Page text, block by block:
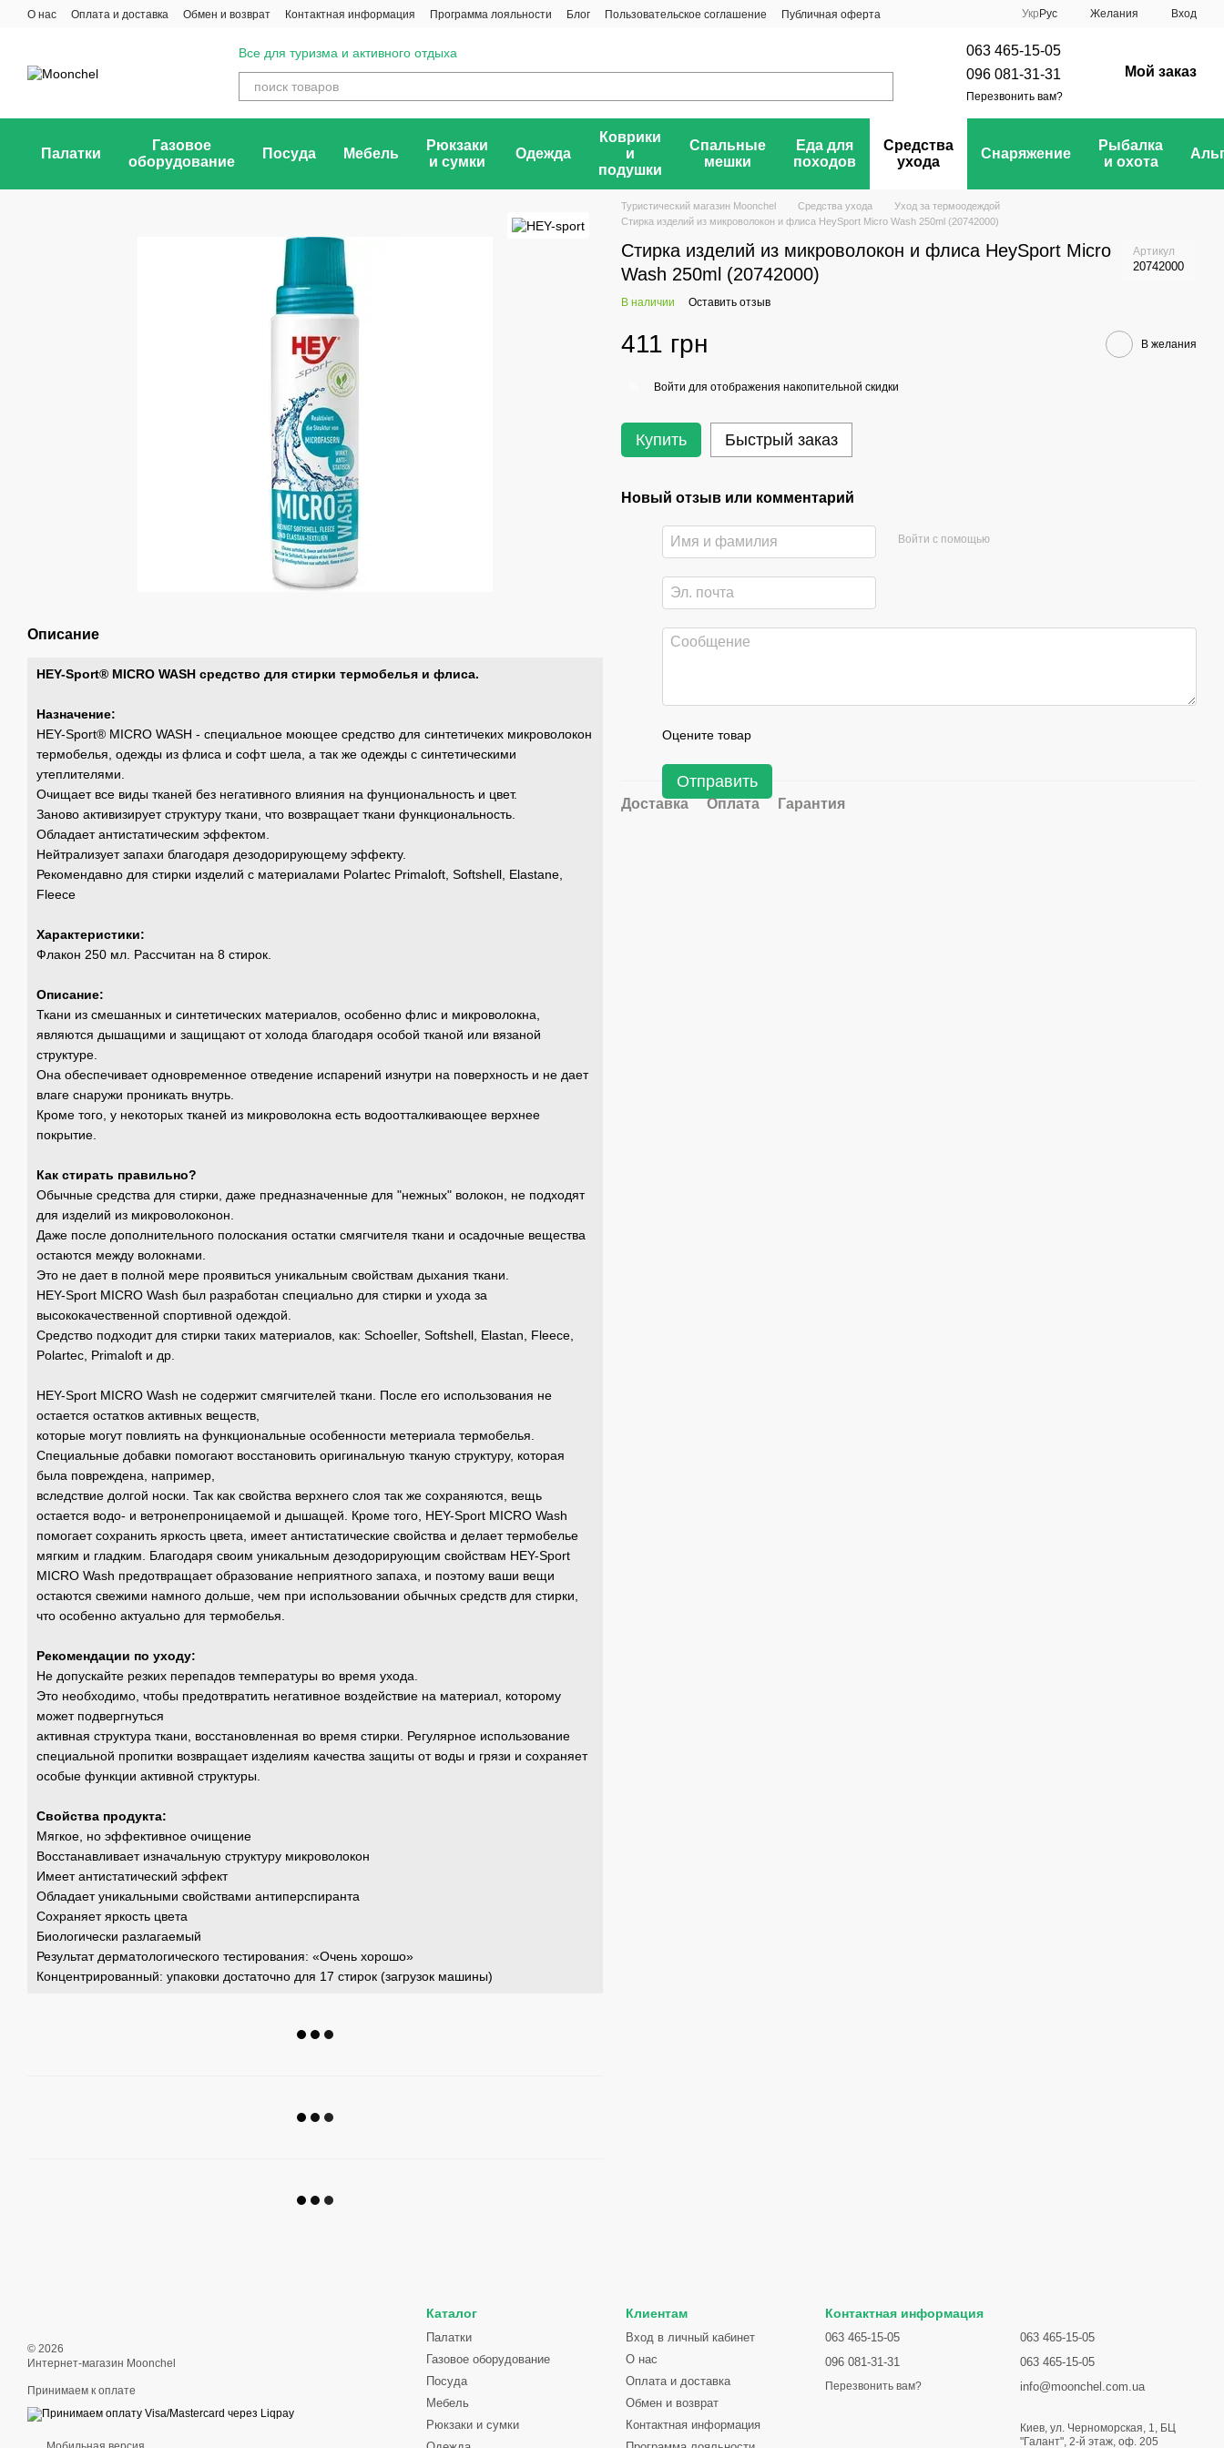
Перейти к основному контенту
О нас Оплата и доставка Обмен и возврат Контактная информация Программа лояльности Блог Пользовательское соглашение
Публичная оферта
Укр Рус Желания Вход
Все для туризма и активного отдыха
063 465-15-05
096 081-31-31
Перезвонить вам?
Мой заказ
Палатки
Газовое
оборудование
Посуда Мебель
Рюкзаки
и сумки
Одежда
Коврики
и
подушки
Спальные
мешки
Еда для
походов
Средства
ухода
Снаряжение
Рыбалка
и охота
Описание
HEY-Sport® MICRO WASH средство для стирки термобелья и флиса.
Назначение:
HEY-Sport® MICRO WASH - специальное моющее средство для синтетичеких микроволокон
термобелья, одежды из флиса и софт шела, а так же одежды с синтетическими
утеплителями.
Очищает все виды тканей без негативного влияния на фунциональность и цвет.
Заново активизирует структуру ткани, что возвращает ткани функциональность.
Обладает антистатическим эффектом.
Нейтрализует запахи благодаря дезодорирующему эффекту.
Рекомендавно для стирки изделий с материалами Polartec Primaloft, Softshell, Elastane,
Fleece
Характеристики:
Флакон 250 мл. Рассчитан на 8 стирок.
Описание:
Ткани из смешанных и синтетических материалов, особенно флис и микроволокна,
являются дышащими и защищают от холода благодаря особой тканой или вязаной
структуре.
Она обеспечивает одновременное отведение испарений изнутри на поверхность и не дает
влаге снаружи проникать внутрь.
Кроме того, у некоторых тканей из микроволокна есть водоотталкивающее верхнее
покрытие.
Как стирать правильно?
Обычные средства для стирки, даже предназначенные для "нежных" волокон, не подходят
для изделий из микроволоконон.
Даже после дополнительного полоскания остатки смягчителя ткани и осадочные вещества
остаются между волокнами.
Это не дает в полной мере проявиться уникальным свойствам дыхания ткани.
HEY-Sport MICRO Wash был разработан специально для стирки и ухода за
высококачественной спортивной одеждой.
Средство подходит для стирки таких материалов, как: Schoeller, Softshell, Elastan, Fleece,
Polartec, Primaloft и др.
HEY-Sport MICRO Wash не содержит смягчителей ткани. После его использования не
остается остатков активных веществ,
которые могут повлиять на функциональные особенности метериала термобелья.
Специальные добавки помогают восстановить оригинальную тканую структуру, которая
была повреждена, например,
вследствие долгой носки. Так как свойства верхнего слоя так же сохраняются, вещь
остается водо- и ветронепроницаемой и дышащей. Кроме того, HEY-Sport MICRO Wash
помогает сохранить яркость цвета, имеет антистатические свойства и делает термобелье
мягким и гладким. Благодаря своим уникальным дезодорирующим свойствам HEY-Sport
MICRO Wash предотвращает образование неприятного запаха, и поэтому ваши вещи
остаются свежими намного дольше, чем при использовании обычных средств для стирки,
что особенно актуально для термобелья.
Рекомендации по уходу:
Не допускайте резких перепадов температуры во время ухода.
Это необходимо, чтобы предотвратить негативное воздействие на материал, которому
может подвергнуться
активная структура ткани, восстановленная во время стирки. Регулярное использование
специальной пропитки возвращает изделиям качества защиты от воды и грязи и сохраняет
особые функции активной структуры.
Свойства продукта:
Мягкое, но эффективное очищение
Восстанавливает изначальную структуру микроволокон
Имеет антистатический эффект
Обладает уникальными свойствами антиперспиранта
Сохраняет яркость цвета
Биологически разлагаемый
Результат дерматологического тестирования: «Очень хорошо»
Концентрированный: упаковки достаточно для 17 стирок (загрузок машины)
Туристический магазин Moonchel Средства ухода
Уход за термоодеждой
Стирка изделий из микроволокон и флиса HeySport Micro Wash 250ml (20742000)
Стирка изделий из микроволокон и флиса HeySport Micro
Wash 250ml (20742000)
Артикул
20742000
В наличии Оставить отзыв
411 грн В желания
Войти для отображения накопительной скидки
Купить Быстрый заказ
Новый отзыв или комментарий
Войти с помощью
Оцените товар
Отправить
Доставка Оплата Гарантия
© 2026
Интернет-магазин Moonchel
Принимаем к оплате
Каталог
Палатки
Газовое оборудование
Посуда
Мебель
Рюкзаки и сумки
Клиентам
Вход в личный кабинет
О нас
Оплата и доставка
Обмен и возврат
Контактная информация
Контактная информация
063 465-15-05
096 081-31-31
Перезвонить вам?
063 465-15-05
063 465-15-05
info@moonchel.com.ua
Киев, ул. Черноморская, 1, БЦ
"Галант", 2-й этаж, оф. 205